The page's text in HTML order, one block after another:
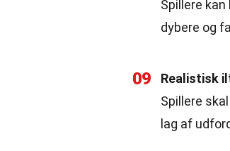
Spillere
dybere og
09
Realistisk
Spillere
lag af